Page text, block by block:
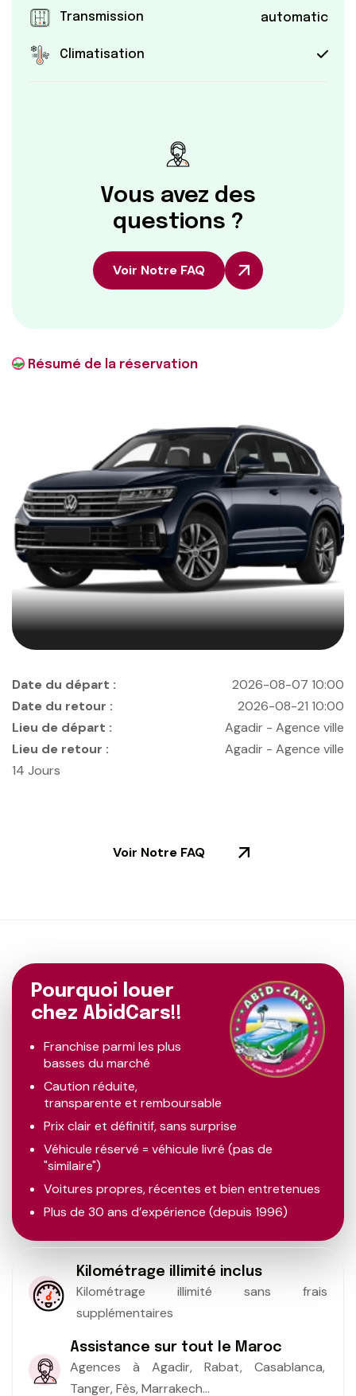
Transmission automatic
Climatisation
Vous avez des
questions ?
Voir Notre FAQ
Résumé de la réservation
Date du départ :
2026-08-07 10:00
Date du retour :
2026-08-21 10:00
Lieu de départ :
Agadir - Agence ville
Lieu de retour :
Agadir - Agence ville
14 Jours
Voir Notre FAQ
Pourquoi louer
chez AbidCars!!
Franchise parmi les plus
basses du marché
Caution réduite,
transparente et remboursable
Prix clair et définitif, sans surprise
Véhicule réservé = véhicule livré (pas de
"similaire")
Voitures propres, récentes et bien entretenues
Plus de 30 ans d’expérience (depuis 1996)
Kilométrage illimité inclus
Kilométrage illimité sans frais
supplémentaires
Assistance sur tout le Maroc
Agences à Agadir, Rabat, Casablanca,
Tanger, Fès, Marrakech...